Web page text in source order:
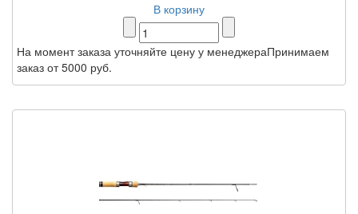
В корзину
На момент заказа уточняйте цену у менеджераПринимаем
заказ от 5000 руб.